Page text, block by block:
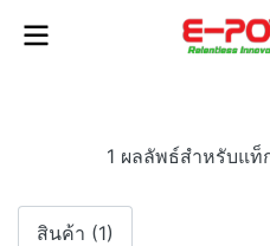
1 ผลลัพธ์สำหรับแท็
สินค้า (1)